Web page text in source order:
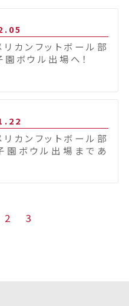
カンフットボール部
ボウル出場へ！
カンフットボール部
園ボウル出場まであ
2 3